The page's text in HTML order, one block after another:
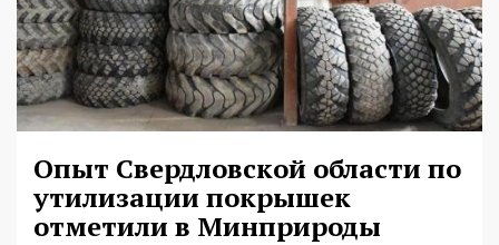
Опыт Свердловской области по
утилизации покрышек
отметили в Минприроды